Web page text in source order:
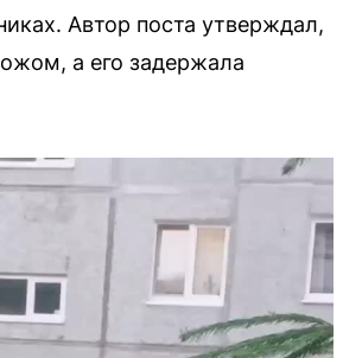
Автор поста утверждал,
а его задержала